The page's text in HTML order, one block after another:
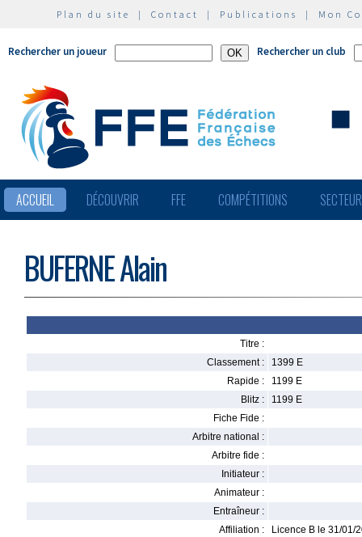
Plan du site | Contact | Publications | Mon
Rechercher un joueur Rechercher un club
ACCUEIL DÉCOUVRIR FFE COMPÉTITIONS
BUFERNE Alain
Titre :
Classement :
1399 E
Rapide :
1199 E
Blitz :
1199 E
Fiche Fide :
Arbitre national :
Arbitre fide :
Initiateur :
Animateur :
Entraîneur :
Affiliation :
Licence B le 31/01/